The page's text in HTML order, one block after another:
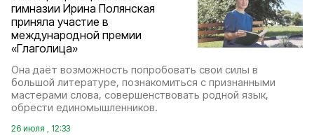
гимназии Ирина Полянская
приняла участие в
международной премии
«Глаголица»
Она даёт возможность попробовать свои силы в
большой литературе, познакомиться с признанными
мастерами слова, совершенствовать родной язык,
обрести единомышленников.
26 июля , 12:33